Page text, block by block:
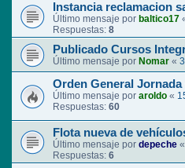
Instancia reclamacion
Último mensaje por baltico17
Respuestas: 8
Publicado Cursos
Último mensaje por Nomar «
Orden General
Último mensaje por aroldo «
Respuestas: 60
Flota nueva de
Último mensaje por depeche «
Respuestas: 6